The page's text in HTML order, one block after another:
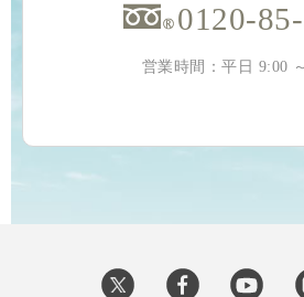
0120-
営業時間：平日 9:00